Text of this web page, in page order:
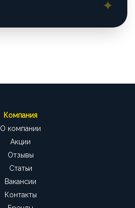
Компания
О компании
Акции
Отзывы
Статьи
Вакансии
Контакты